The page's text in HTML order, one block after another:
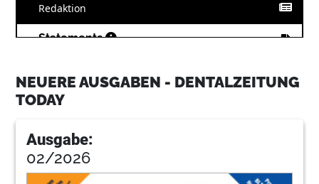
Redaktion
14Statements
16Wissenschaft
Redaktion
17Dürr Dental AG
NEUERE AUSGABEN - DENTALZEITUNG
TODAY
Ausgabe:
02/2026